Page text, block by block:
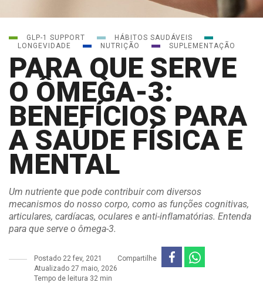
GLP-1 SUPPORT
HÁBITOS SAUDÁVEIS
LONGEVIDADE
NUTRIÇÃO SUPLEMENTAÇÃO
PARA QUE SERVE
O ÔMEGA-3:
BENEFÍCIOS PARA
A SAÚDE FÍSICA E
MENTAL
Um nutriente que pode contribuir com diversos
mecanismos do nosso corpo, como as funções cognitivas,
articulares, cardíacas, oculares e anti-inflamatórias. Entenda
para que serve o ômega-3.
Postado 22 fev, 2021
Atualizado 27 maio, 2026
Tempo de leitura 32 min
Compartilhe